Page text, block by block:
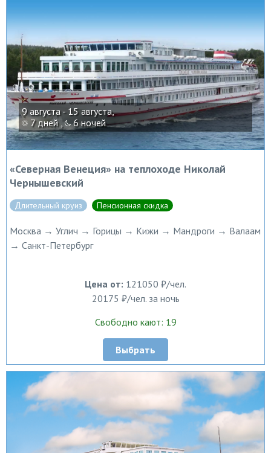
9 августа - 15 августа,
7 дней , 6 ночей
«Северная Венеция» на теплоходе Николай
Чернышевский
Длительный круиз Пенсионная скидка
Москва → Углич → Горицы → Кижи → Мандроги → Валаам
→ Санкт-Петербург
Цена от: 121050 ₽/чел.
20175 ₽/чел. за ночь
Свободно кают: 19
Выбрать